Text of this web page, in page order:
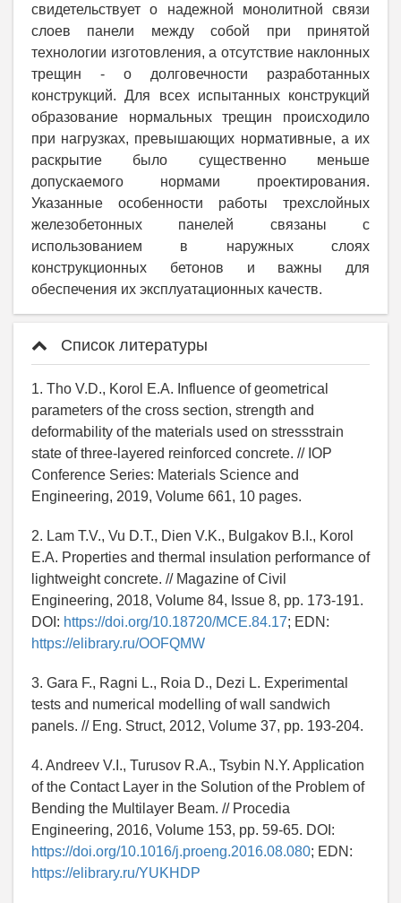
свидетельствует о надежной монолитной связи
слоев панели между собой при принятой
технологии изготовления, а отсутствие наклонных
трещин - о долговечности разработанных
конструкций. Для всех испытанных конструкций
образование нормальных трещин происходило
при нагрузках, превышающих нормативные, а их
раскрытие было существенно меньше
допускаемого нормами проектирования.
Указанные особенности работы трехслойных
железобетонных панелей связаны с
использованием в наружных слоях
конструкционных бетонов и важны для
обеспечения их эксплуатационных качеств.
Список литературы
1. Tho V.D., Korol E.A. Influence of geometrical
parameters of the cross section, strength and
deformability of the materials used on stressstrain
state of three-layered reinforced concrete. // IOP
Conference Series: Materials Science and
Engineering, 2019, Volume 661, 10 pages.
2. Lam T.V., Vu D.T., Dien V.K., Bulgakov B.I., Korol
E.A. Properties and thermal insulation performance of
lightweight concrete. // Magazine of Civil
Engineering, 2018, Volume 84, Issue 8, pp. 173-191.
DOI: https://doi.org/10.18720/MCE.84.17; EDN:
https://elibrary.ru/OOFQMW
3. Gara F., Ragni L., Roia D., Dezi L. Experimental
tests and numerical modelling of wall sandwich
panels. // Eng. Struct, 2012, Volume 37, pp. 193-204.
4. Andreev V.I., Turusov R.A., Tsybin N.Y. Application
of the Contact Layer in the Solution of the Problem of
Bending the Multilayer Beam. // Procedia
Engineering, 2016, Volume 153, pp. 59-65. DOI:
https://doi.org/10.1016/j.proeng.2016.08.080; EDN:
https://elibrary.ru/YUKHDP